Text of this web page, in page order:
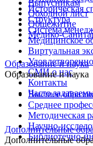
Выпусникам
Обходной лист
Общежитие
Медико-
Историческая
Структура
Система
Медицинское
Виртуальная
СМИ о нас
Контакты
Часто
Образование и наука
Образование и наука
Высшее
Среднее
Методическая
Научно-
Библиотечно-
Дополнительные
Дополнительные